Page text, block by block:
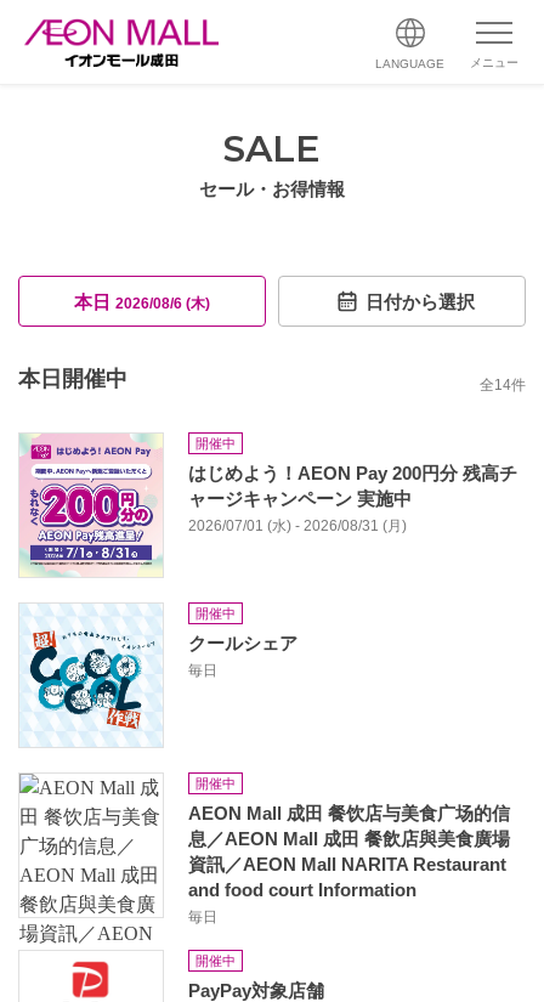
LANGUAGE メニュー
SALE
セール・お得情報
本日 2026/08/6 (木) 日付から選択
本日開催中 全14件
開催中
はじめよう！AEON Pay 200円分 残高チ
ャージキャンペーン 実施中
2026/07/01 (水) - 2026/08/31 (月)
開催中
クールシェア
毎日
開催中
AEON Mall 成田 餐饮店与美食广场的信
息／AEON Mall 成田 餐飲店與美食廣場
資訊／AEON Mall NARITA Restaurant
and food court Information
毎日
開催中
PayPay対象店舗